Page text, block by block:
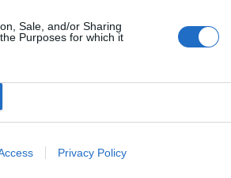
Sale, and/or Sharing
Purposes for which it
Privacy Policy
η μητέρα του
να υποστεί
Θεσσαλονίκη και
να μεταφερθεί